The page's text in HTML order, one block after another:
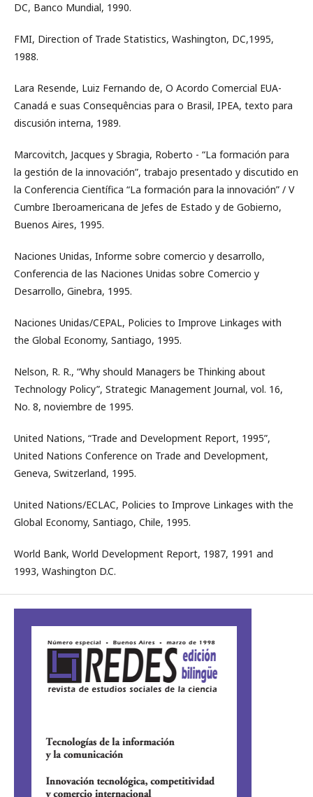
DC, Banco Mundial, 1990.
FMI, Direction of Trade Statistics, Washington, DC,1995,
1988.
Lara Resende, Luiz Fernando de, O Acordo Comercial EUA-
Canadá e suas Consequências para o Brasil, IPEA, texto para
discusión interna, 1989.
Marcovitch, Jacques y Sbragia, Roberto - “La formación para
la gestión de la innovación”, trabajo presentado y discutido en
la Conferencia Científica “La formación para la innovación” / V
Cumbre Iberoamericana de Jefes de Estado y de Gobierno,
Buenos Aires, 1995.
Naciones Unidas, Informe sobre comercio y desarrollo,
Conferencia de las Naciones Unidas sobre Comercio y
Desarrollo, Ginebra, 1995.
Naciones Unidas/CEPAL, Policies to Improve Linkages with
the Global Economy, Santiago, 1995.
Nelson, R. R., “Why should Managers be Thinking about
Technology Policy”, Strategic Management Journal, vol. 16,
No. 8, noviembre de 1995.
United Nations, “Trade and Development Report, 1995”,
United Nations Conference on Trade and Development,
Geneva, Switzerland, 1995.
United Nations/ECLAC, Policies to Improve Linkages with the
Global Economy, Santiago, Chile, 1995.
World Bank, World Development Report, 1987, 1991 and
1993, Washington D.C.